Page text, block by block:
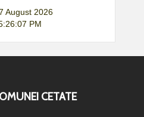
August 2026
PM
CETATE